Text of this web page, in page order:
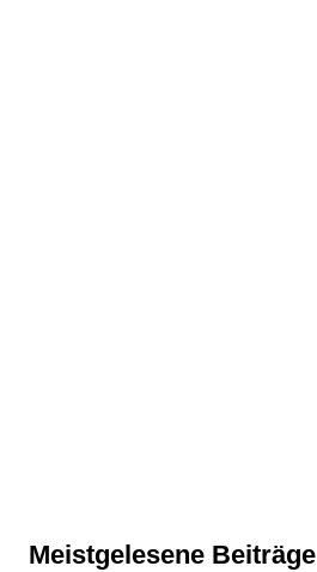
Meistgelesene Beiträge